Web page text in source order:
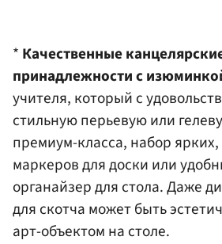
* Качественные
принадлежности с
учителя, который с
стильную перьевую или
премиум-класса, набор
маркеров для доски или
органайзер для стола. Даже
для скотча может быть
арт-объектом на столе.